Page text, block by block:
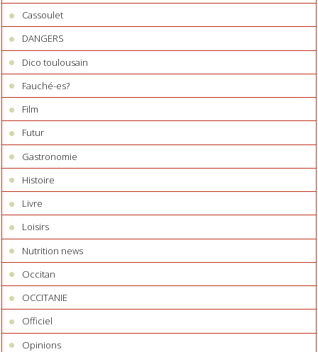
Cassoulet
DANGERS
Dico toulousain
Fauché-es?
Film
Futur
Gastronomie
Histoire
Livre
Loisirs
Nutrition news
Occitan
OCCITANIE
Officiel
Opinions